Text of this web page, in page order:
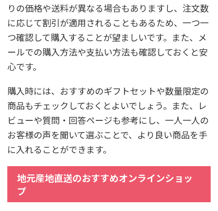
りの価格や送料が異なる場合もありますし、注文数
に応じて割引が適用されることもあるため、一つ一
つ確認して購入することが望ましいです。また、メ
ールでの購入方法や支払い方法も確認しておくと安
心です。
購入時には、おすすめのギフトセットや数量限定の
商品もチェックしておくとよいでしょう。また、レ
ビューや質問・回答ページも参考にし、一人一人の
お客様の声を聞いて選ぶことで、より良い商品を手
に入れることができます。
地元産地直送のおすすめオンラインショッ
プ